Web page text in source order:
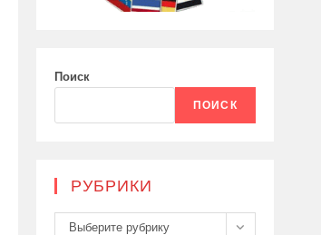
Поиск
ПОИСК
РУБРИКИ
Рубрики
Выберите рубрику